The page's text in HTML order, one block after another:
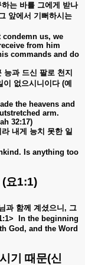
하는 바를 그에게 받나
앞에서 기뻐하시는
condemn us, we
from him
commands and do
능과 드신 팔로 천지
이 없으시니이다 (예
the heavens and
arm.
32:17)
라 내게 능치 못한 일
Is anything too
(요1:1)
과 함께 계셨으니, 그
In the beginning
God, and the Word
기 때문(신